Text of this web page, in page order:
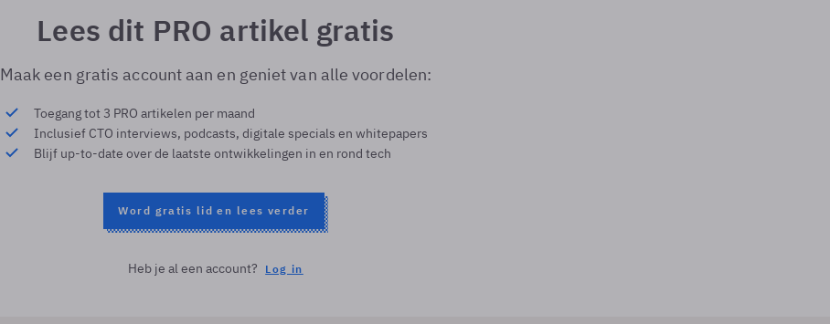
Lees dit PRO artikel gratis
Maak een gratis account aan en geniet van alle voordelen:
Toegang tot 3 PRO artikelen per maand
Inclusief CTO interviews, podcasts, digitale specials en whitepapers
Blijf up-to-date over de laatste ontwikkelingen in en rond tech
Word gratis lid en lees verder
Heb je al een account? Log in